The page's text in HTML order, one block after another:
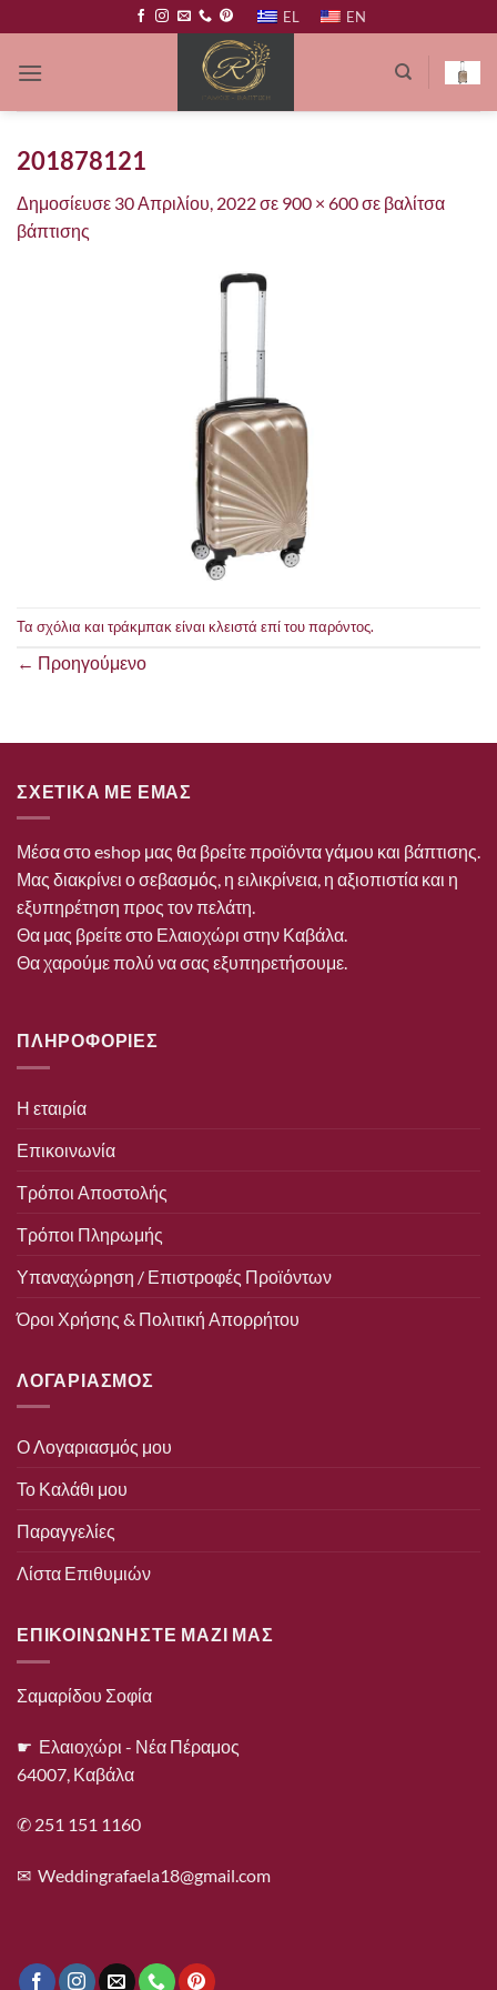
στο
περιεχόμενο
EL EN
201878121
Δημοσίευσε 30 Απριλίου, 2022σε 900 × 600σε βαλίτσα
βάπτισης
Τα σχόλια και τράκμπακ είναι κλειστά επί του παρόντος.
← Προηγούμενο
ΣΧΕΤΙΚΑ ΜΕ ΕΜΑΣ
Μέσα στο eshop μας θα βρείτε προϊόντα γάμου και βάπτισης.
Μας διακρίνει ο σεβασμός, η ειλικρίνεια, η αξιοπιστία και η
εξυπηρέτηση προς τον πελάτη.
Θα μας βρείτε στο Ελαιοχώρι στην Καβάλα.
Θα χαρούμε πολύ να σας εξυπηρετήσουμε.
ΠΛΗΡΟΦΟΡΙΕΣ
Η εταιρία
Επικοινωνία
Τρόποι Αποστολής
Τρόποι Πληρωμής
Υπαναχώρηση / Επιστροφές Προϊόντων
Όροι Χρήσης & Πολιτική Απορρήτου
ΛΟΓΑΡΙΑΣΜΟΣ
Ο Λογαριασμός μου
Το Καλάθι μου
Παραγγελίες
Λίστα Επιθυμιών
ΕΠΙΚΟΙΝΩΝΗΣΤΕ ΜΑΖΙ ΜΑΣ
Σαμαρίδου Σοφία
☛ Ελαιοχώρι - Νέα Πέραμος
64007, Καβάλα
✆ 251 151 1160
✉ Weddingrafaela18@gmail.com